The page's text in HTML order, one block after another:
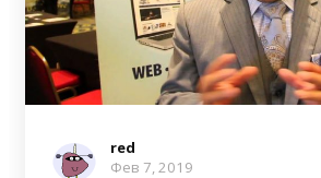
red
Фев 7, 2019